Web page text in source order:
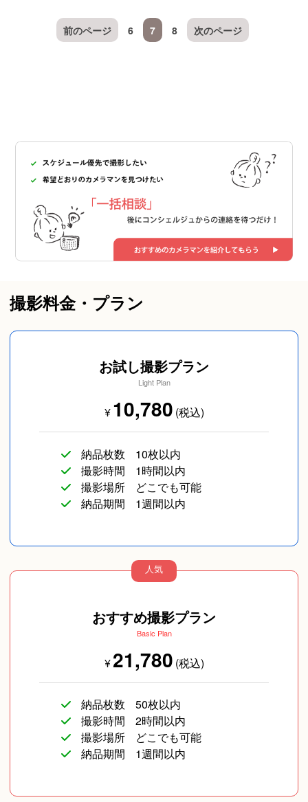
前のページ 6 7 8 次のページ
撮影料金・プラン
お試し撮影プラン
Light Plan
¥10,780 (税込)
納品枚数
10枚以内
撮影時間
1時間以内
撮影場所
どこでも可能
納品期間
1週間以内
人気
おすすめ撮影プラン
Basic Plan
¥21,780 (税込)
納品枚数
50枚以内
撮影時間
2時間以内
撮影場所
どこでも可能
納品期間
1週間以内